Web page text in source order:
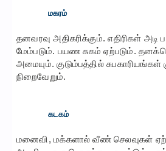
மகரம்
தனவரவு அதிகரிக்கும். எதிரிகள்
மேம்படும். பயண சுகம் ஏற்படும்.
அமையும். குடும்பத்தில் சுபகாரியங்கள்
நிறைவேறும்.
கடகம்
மனைவி, மக்களால் வீண் செலவுகள்